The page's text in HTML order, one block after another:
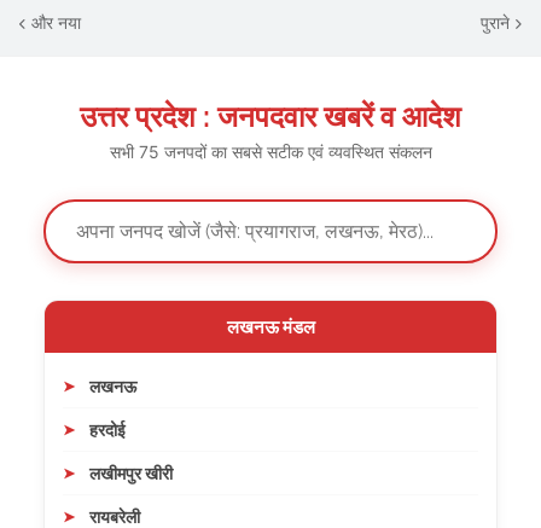
और नया पुराने
उत्तर प्रदेश : जनपदवार खबरें व आदेश
सभी 75 जनपदों का सबसे सटीक एवं व्यवस्थित संकलन
लखनऊ मंडल
लखनऊ
हरदोई
लखीमपुर खीरी
रायबरेली